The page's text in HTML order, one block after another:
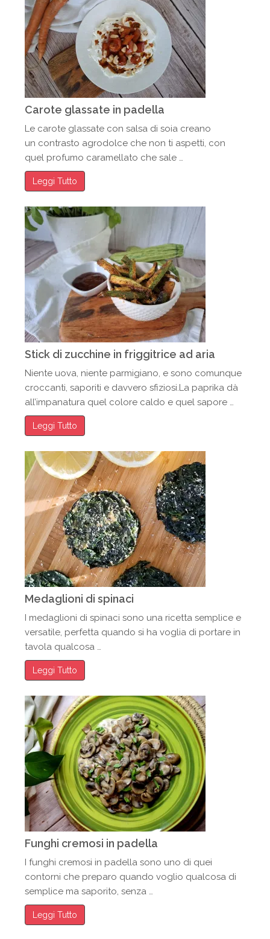
Carote glassate in padella
Le carote glassate con salsa di soia creano
un contrasto agrodolce che non ti aspetti, con
quel profumo caramellato che sale …
Leggi Tutto
Stick di zucchine in friggitrice ad aria
Niente uova, niente parmigiano, e sono comunque
croccanti, saporiti e davvero sfiziosi.La paprika dà
all’impanatura quel colore caldo e quel sapore …
Leggi Tutto
Medaglioni di spinaci
I medaglioni di spinaci sono una ricetta semplice e
versatile, perfetta quando si ha voglia di portare in
tavola qualcosa …
Leggi Tutto
Funghi cremosi in padella
I funghi cremosi in padella sono uno di quei
contorni che preparo quando voglio qualcosa di
semplice ma saporito, senza …
Leggi Tutto